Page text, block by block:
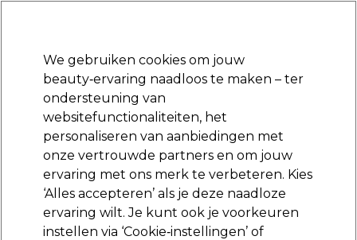
Aanmelden
Merken Deals Haar Elektra
Volgende dag geleverd*
Na verzending, maandag t/m vrijdag
Lômé Paris
Lômé Paris Power Shot Pomp
We gebruiken cookies om jouw
beauty‑ervaring naadloos te maken – ter
ondersteuning van
websitefunctionaliteiten, het
personaliseren van aanbiedingen met
onze vertrouwde partners en om jouw
ervaring met ons merk te verbeteren. Kies
‘Alles accepteren’ als je deze naadloze
ervaring wilt. Je kunt ook je voorkeuren
instellen via ‘Cookie‑instellingen’ of